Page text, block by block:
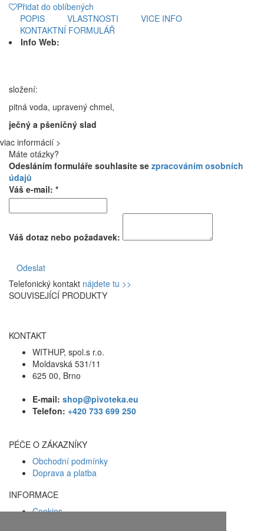
Přidat do oblíbených
POPIS
VLASTNOSTI
VICE INFO
KONTAKTNÍ FORMULÁŘ
Info Web:
složení:
pitná voda, upravený chmel,
ječný a pšeničný slad
viac informácií >
Máte otázky?
Odesláním formuláře souhlasíte se zpracováním osobních
údajů
Váš e-mail: *
Váš dotaz nebo požadavek:
Odeslat
Telefonický kontakt nájdete tu >>
SOUVISEJÍCÍ PRODUKTY
KONTAKT
WITHUP, spol.s r.o.
Moldavská 531/11
625 00, Brno
E-mail: shop@pivoteka.eu
Telefon: +420 733 699 250
PÉČE O ZÁKAZNÍKY
Obchodní podmínky
Doprava a platba
INFORMACE
Cookies